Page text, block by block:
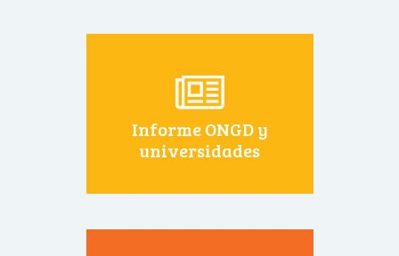
Informe ONGD y
universidades